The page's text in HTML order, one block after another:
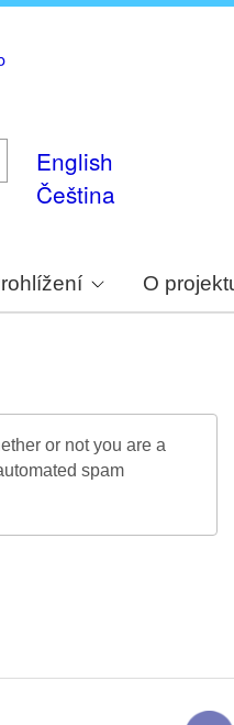
English
Čeština
O
or not you are a
spam